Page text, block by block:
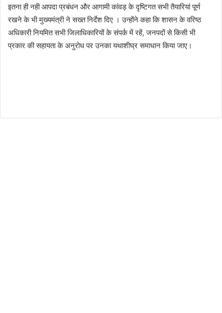
इतना ही नही आपदा प्रबंधन और आगामी कांवड़ के दृष्टिगत सभी तैयारियां पूर्ण
रखने के भी मुख्यमंत्री ने सख्त निर्देश दिए । उन्होंने कहा कि शासन के वरिष्ठ
अधिकारी नियमित सभी जिलाधिकारियों के संपर्क में रहें, जनपदों से किसी भी
प्रकार की सहायता के अनुरोध पर उनका यथाशीघ्र समाधान किया जाए।